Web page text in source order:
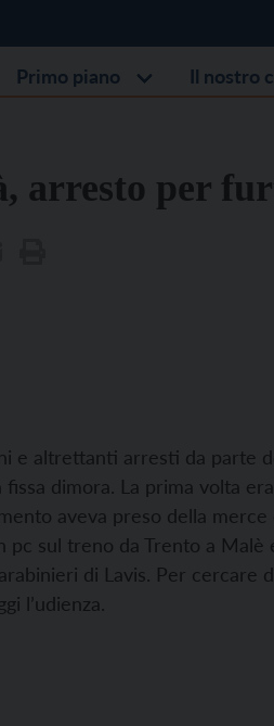
Primo piano Il nostro
arresto per
e altrettanti arresti da parte
fissa dimora. La prima volta
aveva preso della
pc sul treno da Trento a
di Lavis. Per
l’udienza.